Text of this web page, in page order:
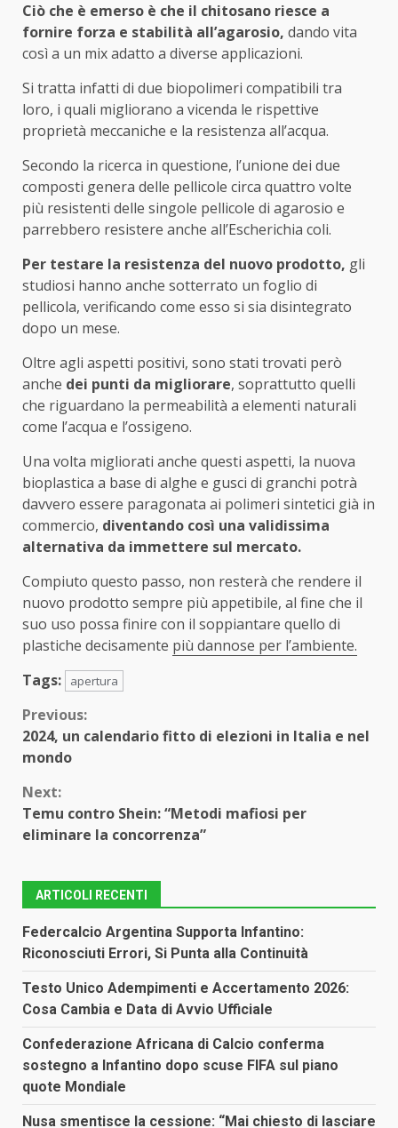
Ciò che è emerso è che il chitosano riesce a
fornire forza e stabilità all’agarosio, dando vita
così a un mix adatto a diverse applicazioni.
Si tratta infatti di due biopolimeri compatibili tra
loro, i quali migliorano a vicenda le rispettive
proprietà meccaniche e la resistenza all’acqua.
Secondo la ricerca in questione, l’unione dei due
composti genera delle pellicole circa quattro volte
più resistenti delle singole pellicole di agarosio e
parrebbero resistere anche all’Escherichia coli.
Per testare la resistenza del nuovo prodotto, gli
studiosi hanno anche sotterrato un foglio di
pellicola, verificando come esso si sia disintegrato
dopo un mese.
Oltre agli aspetti positivi, sono stati trovati però
anche dei punti da migliorare, soprattutto quelli
che riguardano la permeabilità a elementi naturali
come l’acqua e l’ossigeno.
Una volta migliorati anche questi aspetti, la nuova
bioplastica a base di alghe e gusci di granchi potrà
davvero essere paragonata ai polimeri sintetici già in
commercio, diventando così una validissima
alternativa da immettere sul mercato.
Compiuto questo passo, non resterà che rendere il
nuovo prodotto sempre più appetibile, al fine che il
suo uso possa finire con il soppiantare quello di
plastiche decisamente più dannose per l’ambiente.
Tags:
apertura
Continue
Reading
Previous:
2024, un calendario fitto di elezioni in Italia e nel
mondo
Next:
Temu contro Shein: “Metodi mafiosi per
eliminare la concorrenza”
ARTICOLI RECENTI
Federcalcio Argentina Supporta Infantino:
Riconosciuti Errori, Si Punta alla Continuità
Testo Unico Adempimenti e Accertamento 2026:
Cosa Cambia e Data di Avvio Ufficiale
Confederazione Africana di Calcio conferma
sostegno a Infantino dopo scuse FIFA sul piano
quote Mondiale
Nusa smentisce la cessione: “Mai chiesto di lasciare